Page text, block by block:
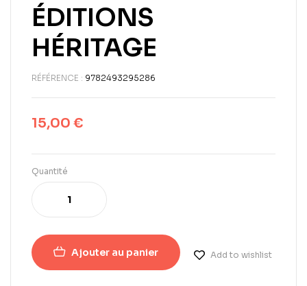
ÉDITIONS
HÉRITAGE
RÉFÉRENCE : 9782493295286
15,00 €
Quantité
Ajouter au panier Add to wishlist